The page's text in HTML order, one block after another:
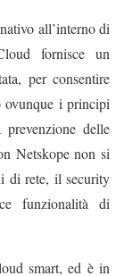
all’interno di
fornisce un
per consentire
ovunque i principi
delle
Netskope non si
di rete, il security
funzionalità di
smart, ed è in